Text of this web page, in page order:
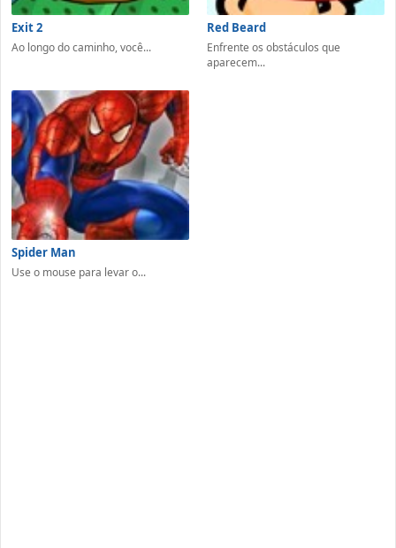
Exit 2
Ao longo do caminho, você...
Red Beard
Enfrente os obstáculos que
aparecem...
Spider Man
Use o mouse para levar o...